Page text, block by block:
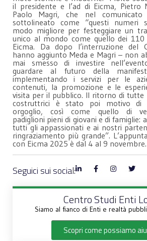
il presidente e l’ad di Eicma, Pietro
Paolo Magri, che nel comunicato
sottolineato come “questi numeri
modo migliore per festeggiare un
unico al mondo come quello dei 110
Eicma. Da dopo l’interruzione del
hanno aggiunto Meda e Magri – non
mai smesso di investire
guardare al futuro della
implementando i servizi per le
contenuti, la promozione e le
visita per il pubblico. Il ritorno di tutte
costruttrici è stato poi motivo di
orgoglio, così come quello di
padiglioni pieni di giovani e di famiglie:
tutti gli appassionati e ai nostri
ringraziamento più grande”.
con Eicma 2025 è dal 4 al 9 novembre.
Seguici sui social:
Centro Studi Enti
Siamo al fianco di Enti e realtà
Scopri come possiamo